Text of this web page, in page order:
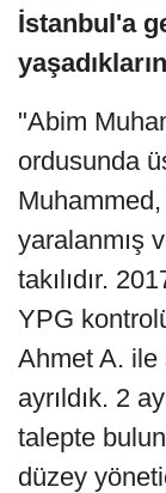
İstanbul'a
"Abim
ordusunda
Muhammed,
yaralanmış
takılıdır.
YPG
Ahmet A.
ayrıldık. 2
talepte
düzey